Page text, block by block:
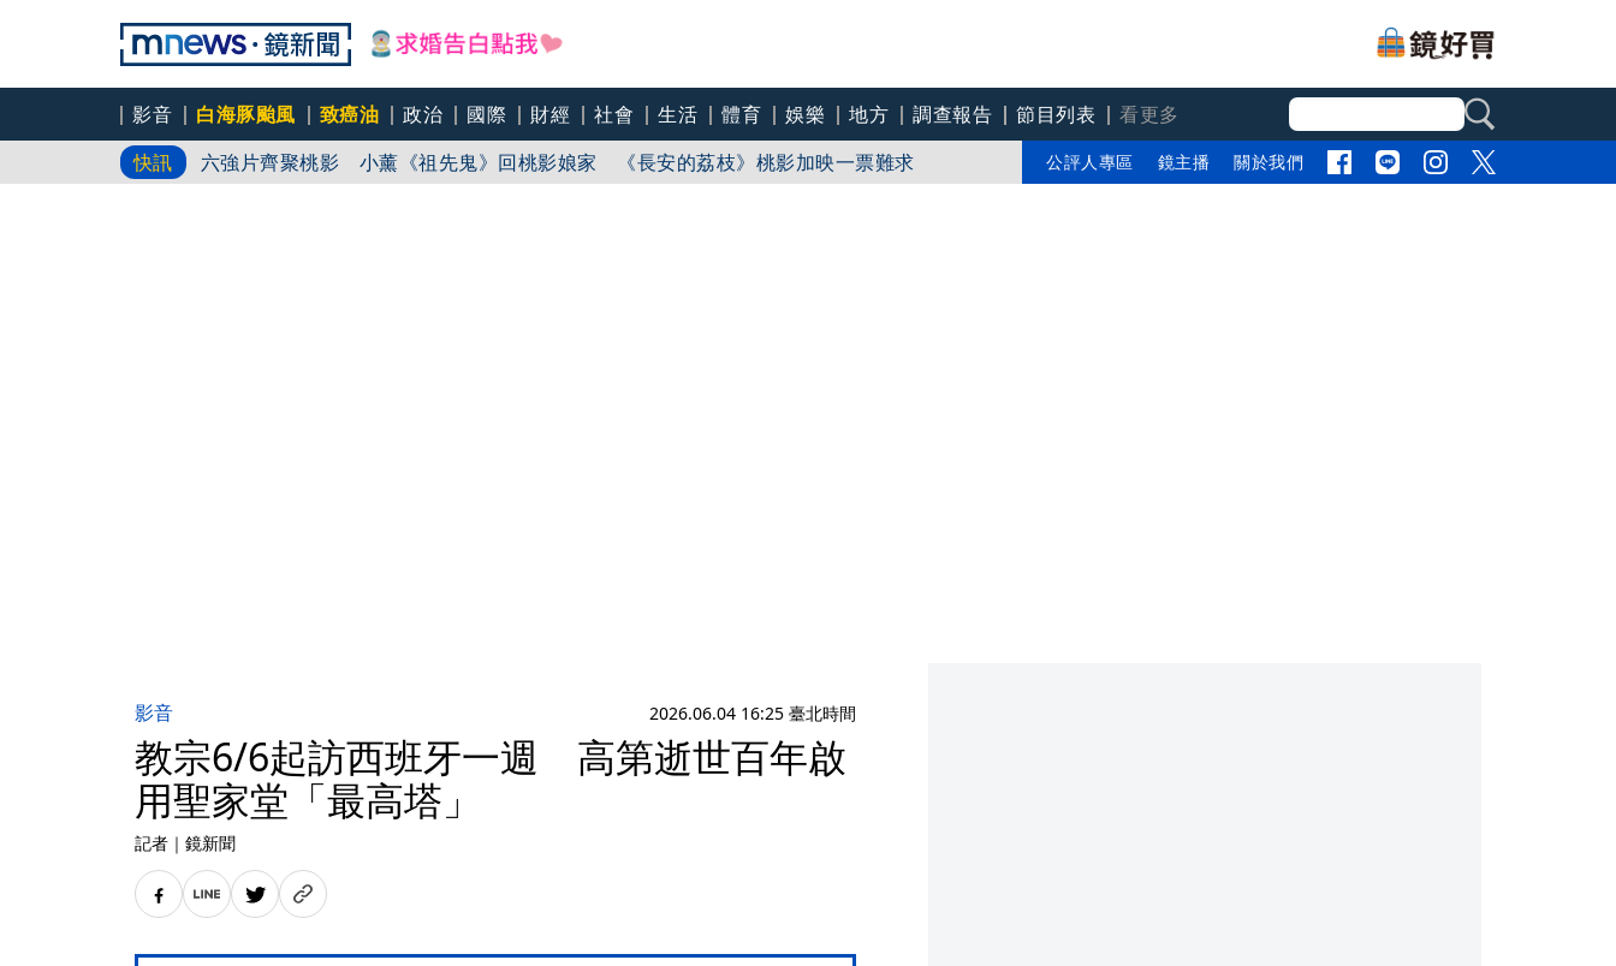
影音 白海豚颱風 致癌油 政治 國際 財經 社會 生活 體育 娛樂 地方 調查報告 節目列表
看更多
快訊
前時力黨魁表態「反對刪公視預算」 盼在野三思：改凍結處理受質疑項目
六強片齊聚桃影 小薰《祖先鬼》回桃影娘家 《長安的荔枝》桃影加映一票難求
慈濟買BNT遇詐！藍白昔嗆政府擋疫苗「必遭天譴」迴力鏢來了 荒謬語錄一次看
公評人專區 鏡主播 關於我們
影音 2026.06.04 16:25 臺北時間
教宗6/6起訪西班牙一週 高第逝世百年啟
用聖家堂「最高塔」
記者 ｜ 鏡新聞